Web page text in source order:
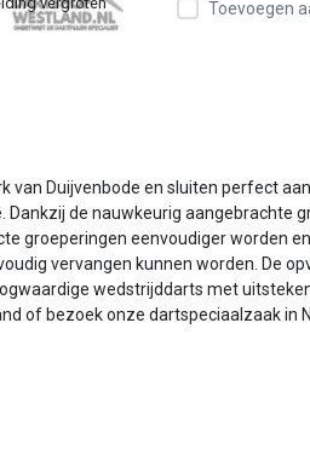
Toevoegen
Duijvenbode en sluiten perfect
de nauwkeurig aangebrachte
groeperingen eenvoudiger worden
vervangen kunnen worden. De
wedstrijddarts met
of bezoek onze dartspeciaalzaak